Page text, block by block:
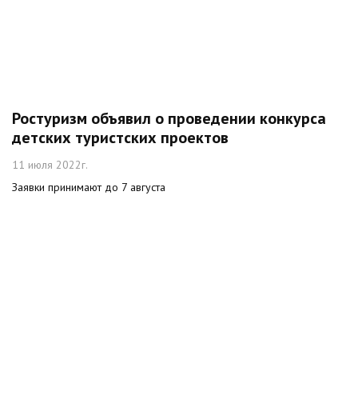
Ростуризм объявил о проведении конкурса
детских туристских проектов
11 июля 2022г.
Заявки принимают до 7 августа